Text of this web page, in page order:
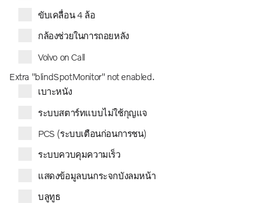
ขับเคลื่อน 4 ล้อ
กล้องช่วยในการถอยหลัง
Volvo on Call
Extra "blindSpotMonitor" not enabled.
เบาะหนัง
ระบบสตาร์ทแบบไม่ใช้กุญแจ
PCS (ระบบเตือนก่อนการชน)
ระบบควบคุมความเร็ว
แสดงข้อมูลบนกระจกบังลมหน้า
บลูทูธ